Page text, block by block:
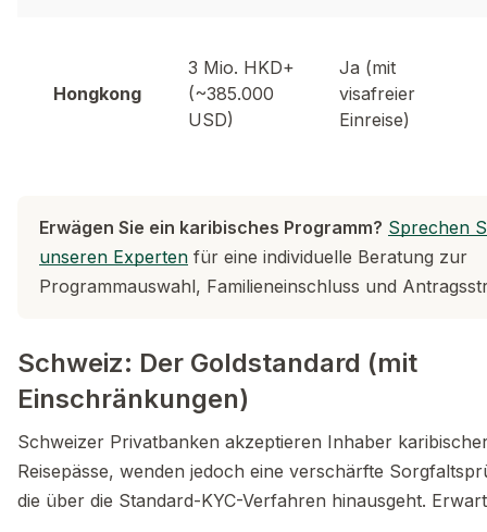
Hongkong
3 Mio. HKD+
(~385.000
USD)
Ja (mit
visafreier
Einreise)
Erwägen Sie ein karibisches Programm? Sprechen
unseren Experten für eine individuelle Beratung zur
Programmauswahl, Familieneinschluss und
Schweiz: Der Goldstandard (mit
Einschränkungen)
Schweizer Privatbanken akzeptieren Inhaber
Reisepässe, wenden jedoch eine verschärfte
die über die Standard-KYC-Verfahren hinausgeht.